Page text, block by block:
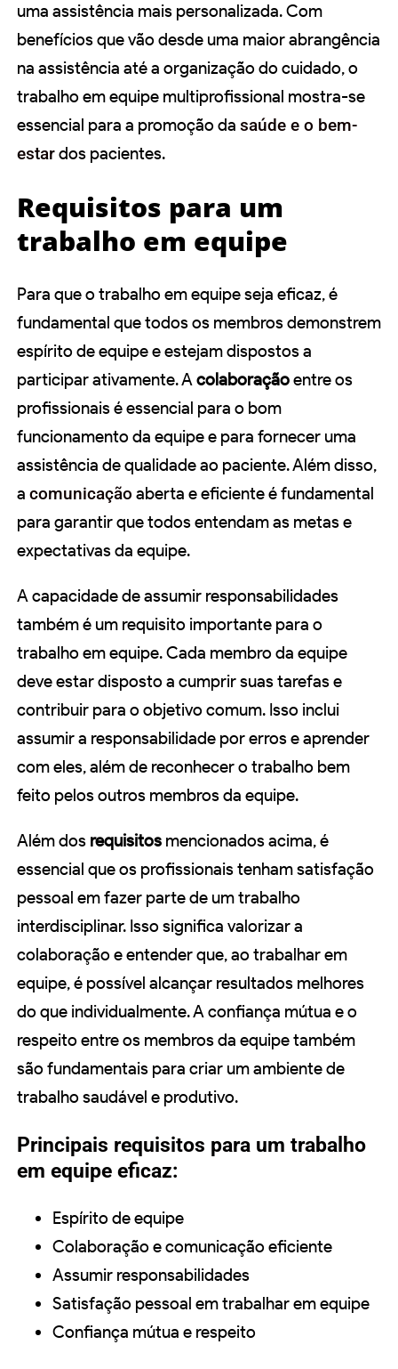
uma assistência mais personalizada. Com
benefícios que vão desde uma maior abrangência
na assistência até a organização do cuidado, o
trabalho em equipe multiprofissional mostra-se
essencial para a promoção da saúde e o bem-
estardos pacientes.
Requisitos para um
trabalho em equipe
Para que o trabalho em equipe seja eficaz, é
fundamental que todos os membros demonstrem
espírito de equipe e estejam dispostos a
participar ativamente. Acolaboraçãoentre os
profissionais é essencial para o bom
funcionamento da equipe e para fornecer uma
assistência de qualidade ao paciente. Além disso,
a comunicação aberta e eficiente é fundamental
para garantir que todos entendam as metas e
expectativas da equipe.
A capacidade de assumir responsabilidades
também é um requisito importante para o
trabalho em equipe. Cada membro da equipe
deve estar disposto a cumprir suas tarefas e
contribuir para o objetivo comum. Isso inclui
assumir a responsabilidade por erros e aprender
com eles, além de reconhecer o trabalho bem
feito pelos outros membros da equipe.
Além dos requisitos mencionados acima, é
essencial que os profissionais tenham satisfação
pessoal em fazer parte de um trabalho
interdisciplinar. Isso significa valorizar a
colaboração e entender que, ao trabalhar em
equipe, é possível alcançar resultados melhores
do que individualmente. A confiança mútua e o
respeito entre os membros da equipe também
são fundamentais para criar um ambiente de
trabalho saudável e produtivo.
Principais requisitos para um trabalho
em equipe eficaz:
Espírito de equipe
Colaboração e comunicação eficiente
Assumir responsabilidades
Satisfação pessoal em trabalhar em equipe
Confiança mútua e respeito